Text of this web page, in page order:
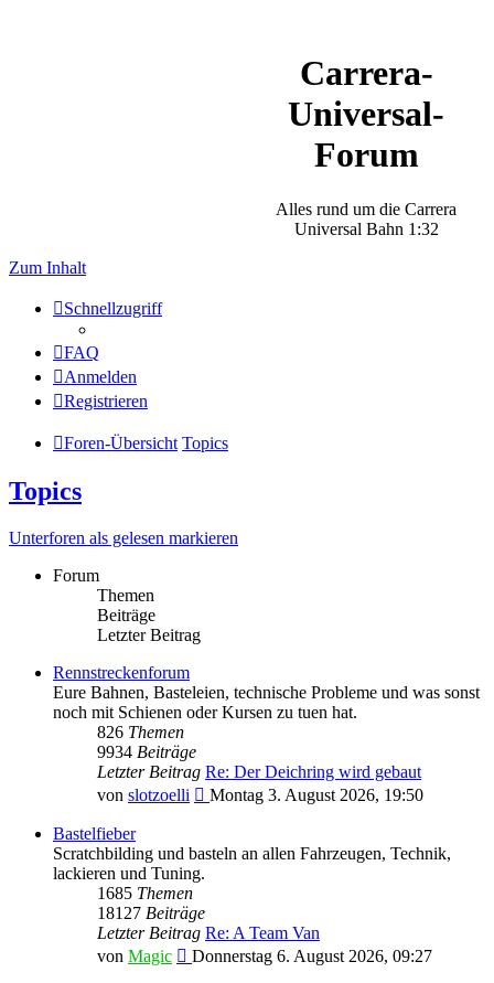
Carrera-
Universal-
Forum
Alles rund um die Carrera
Universal Bahn 1:32
Zum Inhalt
Schnellzugriff
FAQ
Anmelden
Registrieren
Foren-Übersicht Topics
Topics
Unterforen als gelesen markieren
Forum
Themen
Beiträge
Letzter Beitrag
Rennstreckenforum
Eure Bahnen, Basteleien, technische Probleme und was sonst
noch mit Schienen oder Kursen zu tuen hat.
826 Themen
9934 Beiträge
Letzter Beitrag Re: Der Deichring wird gebaut
von slotzoelli
Neuester
Montag 3. August 2026, 19:50
Bastelfieber
Scratchbilding und basteln an allen Fahrzeugen, Technik,
lackieren und Tuning.
1685 Themen
18127 Beiträge
Letzter Beitrag Re: A Team Van
von Magic
Neuester
Donnerstag 6. August 2026, 09:27